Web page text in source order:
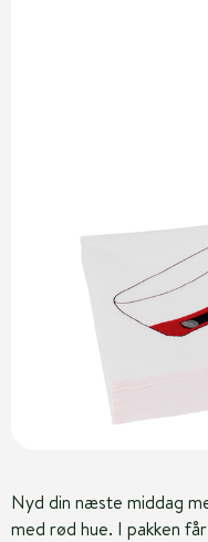
Nyd din næste middag
med rød hue. I pakken